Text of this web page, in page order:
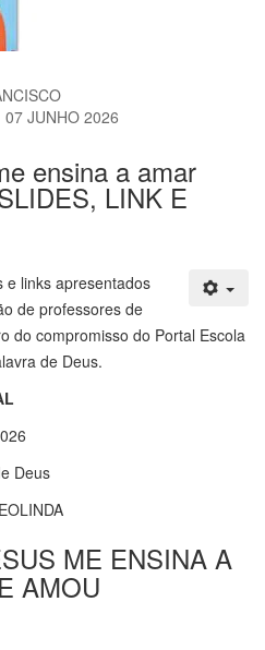
07 JUNHO 2026
ensina a amar
LINK E
e links apresentados
de professores de
do compromisso do Portal Escola
de Deus.
Deus
ME ENSINA A
AMOU